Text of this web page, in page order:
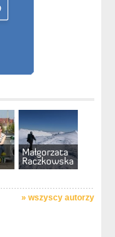
Małgorzata
Raczkowska
» wszyscy autorzy